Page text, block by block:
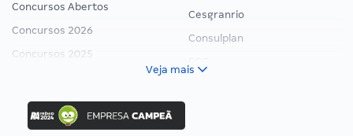
Concursos Abertos
Concursos 2026
Concursos 2025
Concurso Ibama
Concurso MPU
Cesgranrio
Consulplan
Veja mais